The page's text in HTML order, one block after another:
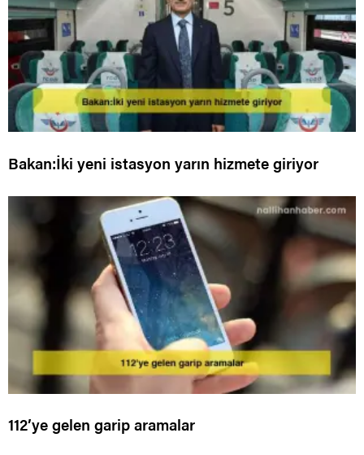
Bakan:İki yeni istasyon yarın hizmete giriyor
112’ye gelen garip aramalar